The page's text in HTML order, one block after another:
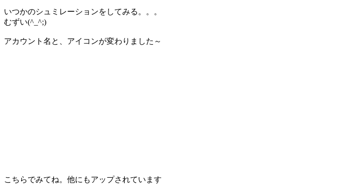
いつかのシュミレーションをしてみる。。。
むずい(^_^;)
アカウント名と、アイコンが変わりました～
こちらでみてね。他にもアップされています